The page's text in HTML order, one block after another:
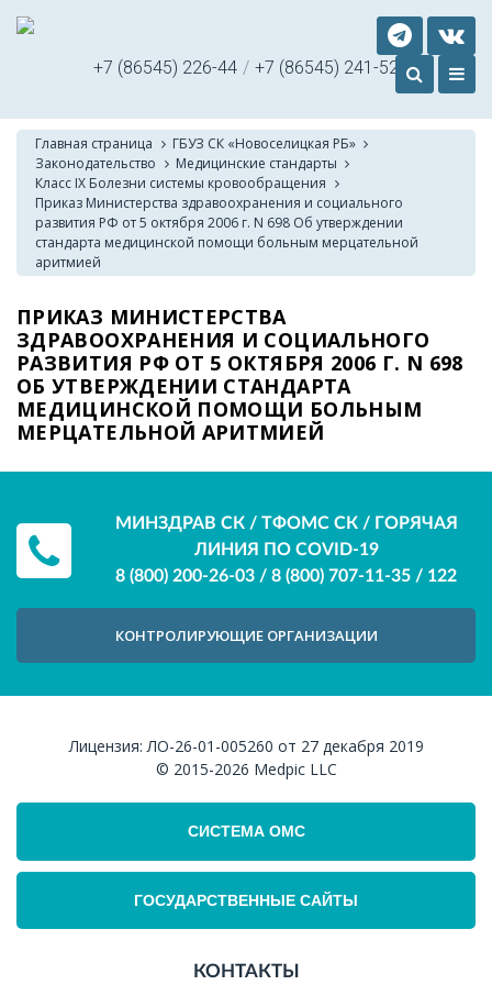
+7 (86545) 226-44 / +7 (86545) 241-52
Главная страница
ГБУЗ СК «Новоселицкая РБ»
Законодательство
Медицинские стандарты
Класс IX Болезни системы кровообращения
Приказ Министерства здравоохранения и социального
развития РФ от 5 октября 2006 г. N 698 Об утверждении
стандарта медицинской помощи больным мерцательной
аритмией
ПРИКАЗ МИНИСТЕРСТВА
ЗДРАВООХРАНЕНИЯ И СОЦИАЛЬНОГО
РАЗВИТИЯ РФ ОТ 5 ОКТЯБРЯ 2006 Г. N 698
ОБ УТВЕРЖДЕНИИ СТАНДАРТА
МЕДИЦИНСКОЙ ПОМОЩИ БОЛЬНЫМ
МЕРЦАТЕЛЬНОЙ АРИТМИЕЙ
МИНЗДРАВ СК / ТФОМС СК / ГОРЯЧАЯ
ЛИНИЯ ПО COVID-19
8 (800) 200-26-03 / 8 (800) 707-11-35 / 122
КОНТРОЛИРУЮЩИЕ ОРГАНИЗАЦИИ
Лицензия:ЛО-26-01-005260 от 27 декабря 2019
© 2015-2026 Medpic LLC
СИСТЕМА ОМС
ГОСУДАРСТВЕННЫЕ САЙТЫ
КОНТАКТЫ